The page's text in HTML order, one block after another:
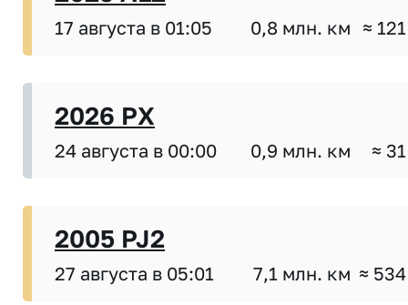
17 августа в 01:05 0,8 млн. км ≈
2026 PX
24 августа в 00:00 0,9 млн. км ≈
2005 PJ2
27 августа в 05:01 7,1 млн. км ≈